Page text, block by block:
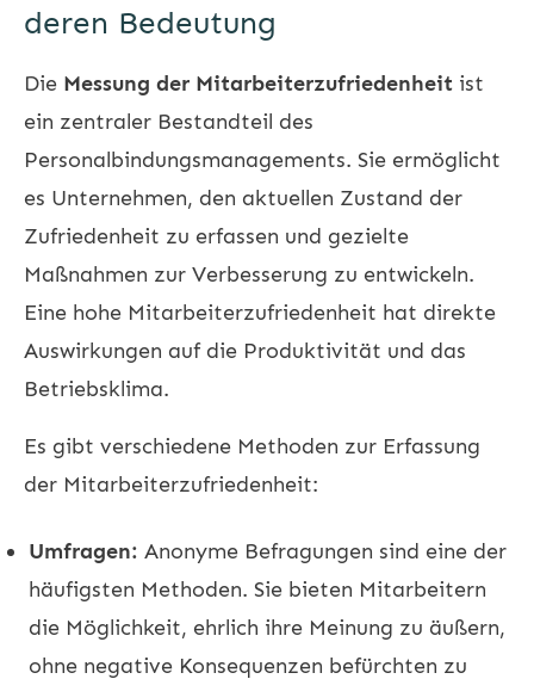
deren Bedeutung
Die Messung der Mitarbeiterzufriedenheit ist
ein zentraler Bestandteil des
Personalbindungsmanagements. Sie ermöglicht
es Unternehmen, den aktuellen Zustand der
Zufriedenheit zu erfassen und gezielte
Maßnahmen zur Verbesserung zu entwickeln.
Eine hohe Mitarbeiterzufriedenheit hat direkte
Auswirkungen auf die Produktivität und das
Betriebsklima.
Es gibt verschiedene Methoden zur Erfassung
der Mitarbeiterzufriedenheit:
Umfragen: Anonyme Befragungen sind eine der
häufigsten Methoden. Sie bieten Mitarbeitern
die Möglichkeit, ehrlich ihre Meinung zu äußern,
ohne negative Konsequenzen befürchten zu